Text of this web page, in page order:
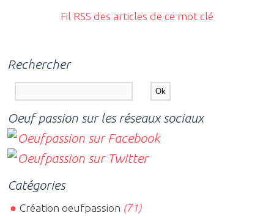
Fil RSS des articles de ce mot clé
Rechercher
Oeuf passion sur les réseaux sociaux
Catégories
Création oeufpassion (71)